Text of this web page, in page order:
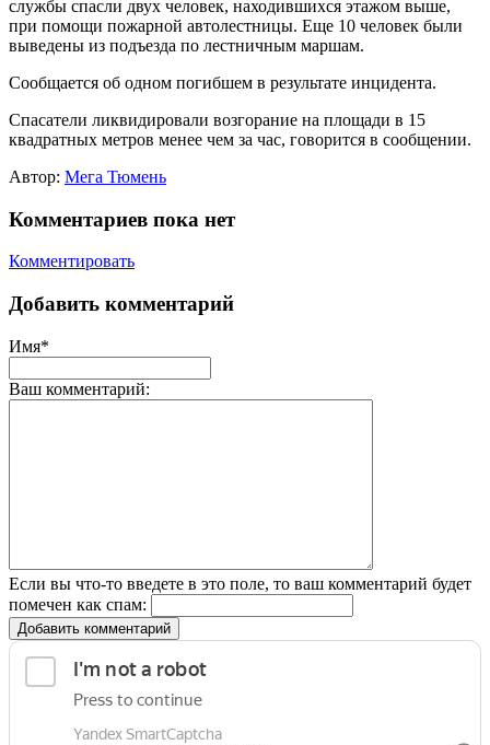
службы спасли двух человек, находившихся этажом выше,
при помощи пожарной автолестницы. Еще 10 человек были
выведены из подъезда по лестничным маршам.
Сообщается об одном погибшем в результате инцидента.
Спасатели ликвидировали возгорание на площади в 15
квадратных метров менее чем за час, говорится в сообщении.
Автор: Мега Тюмень
Комментариев пока нет
Комментировать
Добавить комментарий
Имя*
Ваш комментарий:
Если вы что-то введете в это поле, то ваш комментарий будет
помечен как спам:
Добавить комментарий